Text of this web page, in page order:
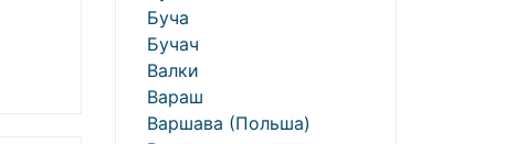
Буча
Бучач
Валки
Вараш
Варшава (Польша)